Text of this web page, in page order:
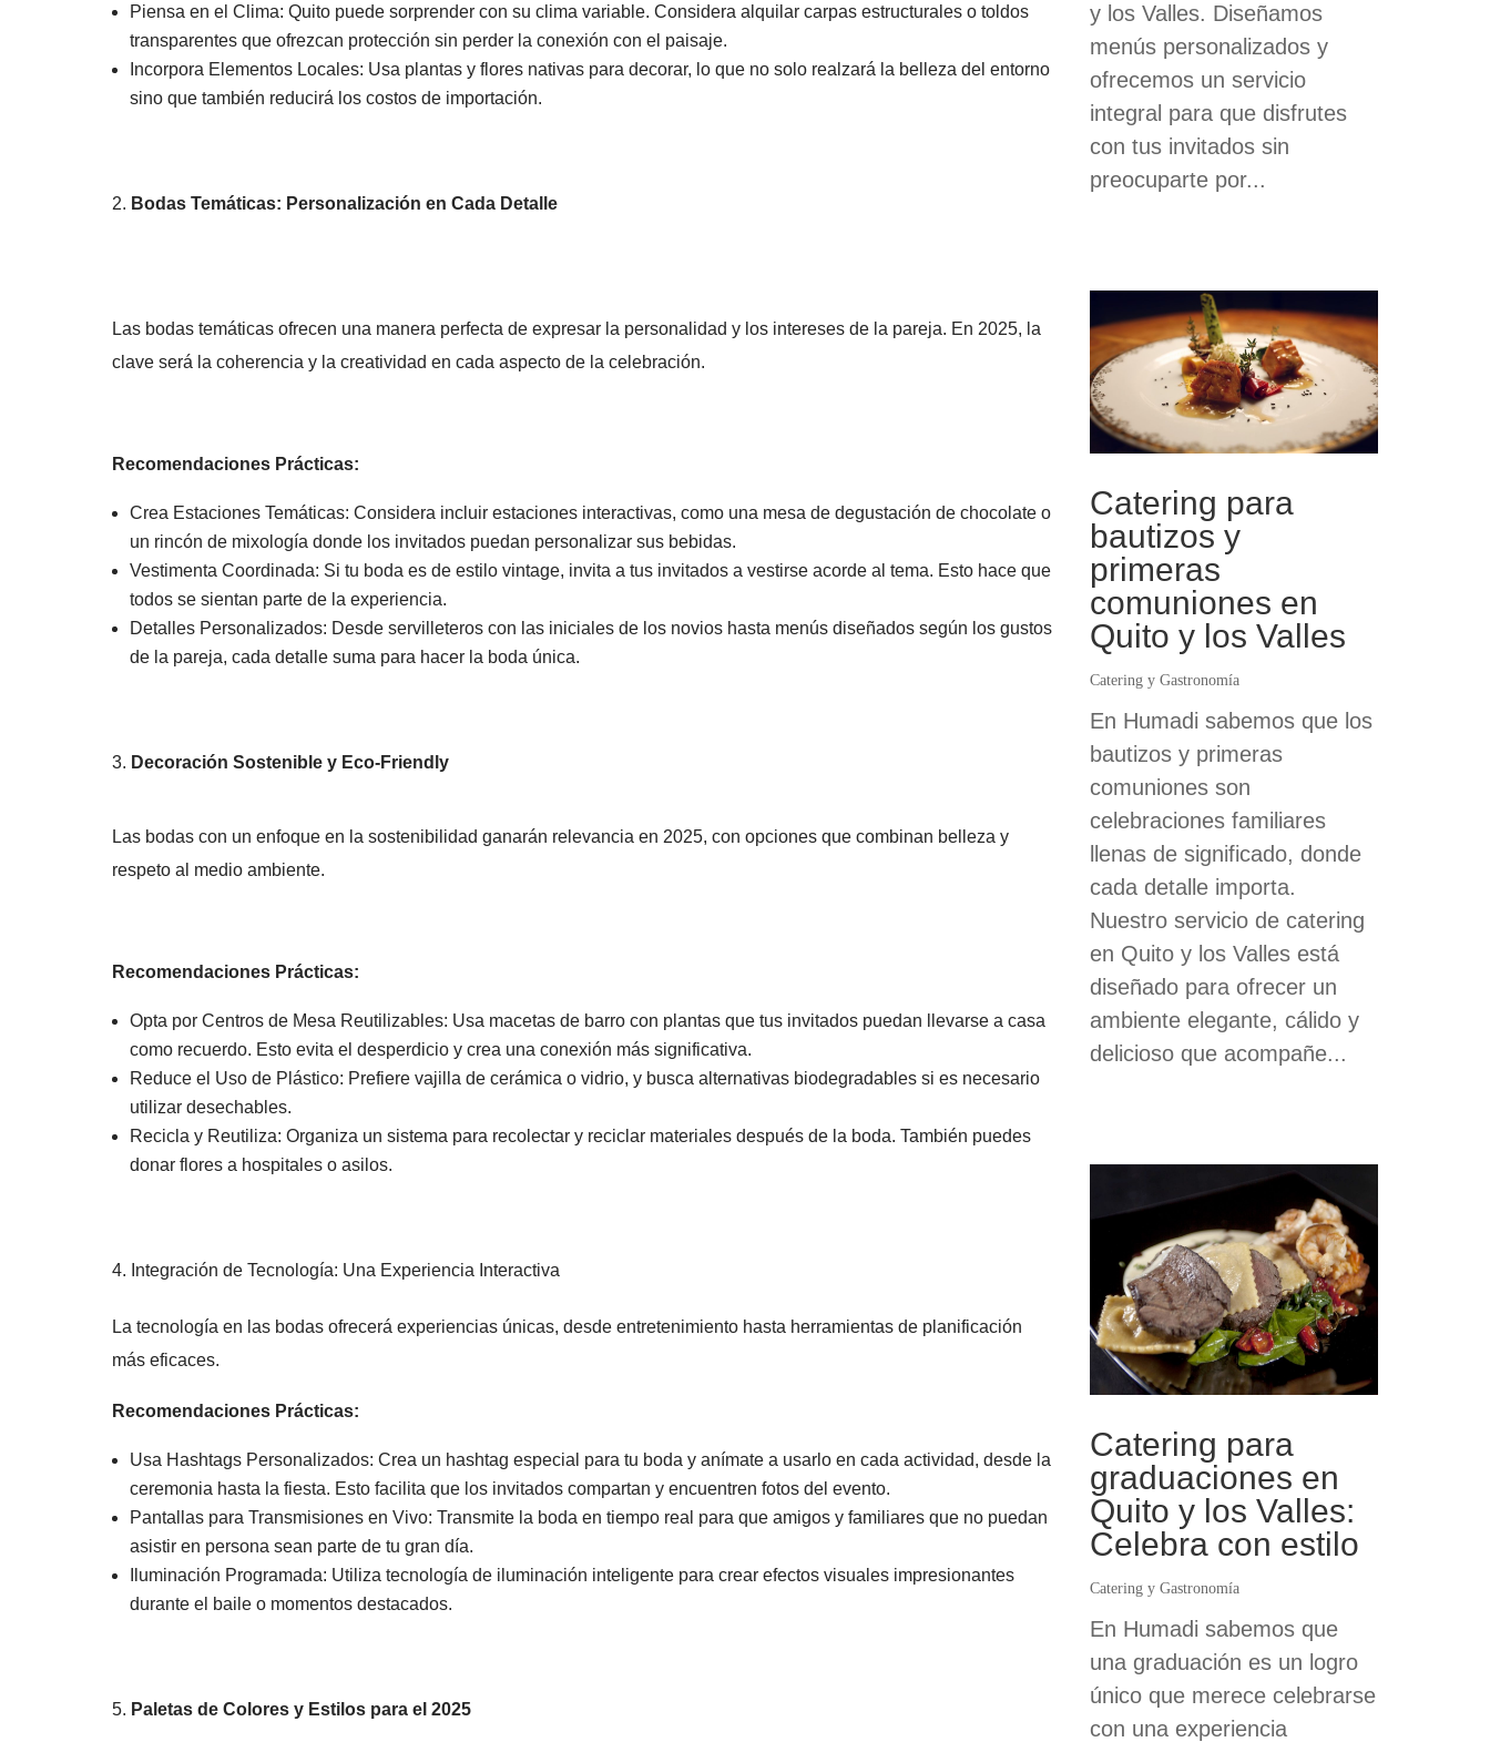
Piensa en el Clima: Quito puede sorprender con su clima variable. Considera alquilar carpas estructurales o toldos
transparentes que ofrezcan protección sin perder la conexión con el paisaje.
Incorpora Elementos Locales: Usa plantas y flores nativas para decorar, lo que no solo realzará la belleza del entorno
sino que también reducirá los costos de importación.
Bodas Temáticas: Personalización en Cada Detalle
Las bodas temáticas ofrecen una manera perfecta de expresar la personalidad y los intereses de la pareja. En 2025, la
clave será la coherencia y la creatividad en cada aspecto de la celebración.
Recomendaciones Prácticas:
Crea Estaciones Temáticas: Considera incluir estaciones interactivas, como una mesa de degustación de chocolate o
un rincón de mixología donde los invitados puedan personalizar sus bebidas.
Vestimenta Coordinada: Si tu boda es de estilo vintage, invita a tus invitados a vestirse acorde al tema. Esto hace que
todos se sientan parte de la experiencia.
Detalles Personalizados: Desde servilleteros con las iniciales de los novios hasta menús diseñados según los gustos
de la pareja, cada detalle suma para hacer la boda única.
Decoración Sostenible y Eco-Friendly
Las bodas con un enfoque en la sostenibilidad ganarán relevancia en 2025, con opciones que combinan belleza y
respeto al medio ambiente.
Recomendaciones Prácticas:
Opta por Centros de Mesa Reutilizables: Usa macetas de barro con plantas que tus invitados puedan llevarse a casa
como recuerdo. Esto evita el desperdicio y crea una conexión más significativa.
Reduce el Uso de Plástico: Prefiere vajilla de cerámica o vidrio, y busca alternativas biodegradables si es necesario
utilizar desechables.
Recicla y Reutiliza: Organiza un sistema para recolectar y reciclar materiales después de la boda. También puedes
donar flores a hospitales o asilos.
Integración de Tecnología: Una Experiencia Interactiva
La tecnología en las bodas ofrecerá experiencias únicas, desde entretenimiento hasta herramientas de planificación
más eficaces.
Recomendaciones Prácticas:
Usa Hashtags Personalizados: Crea un hashtag especial para tu boda y anímate a usarlo en cada actividad, desde la
ceremonia hasta la fiesta. Esto facilita que los invitados compartan y encuentren fotos del evento.
Pantallas para Transmisiones en Vivo: Transmite la boda en tiempo real para que amigos y familiares que no puedan
asistir en persona sean parte de tu gran día.
Iluminación Programada: Utiliza tecnología de iluminación inteligente para crear efectos visuales impresionantes
durante el baile o momentos destacados.
Paletas de Colores y Estilos para el 2025
y los Valles. Diseñamos
menús personalizados y
ofrecemos un servicio
integral para que disfrutes
con tus invitados sin
preocuparte por...
Catering para
bautizos y
primeras
comuniones en
Quito y los Valles
Catering y Gastronomía
En Humadi sabemos que los
bautizos y primeras
comuniones son
celebraciones familiares
llenas de significado, donde
cada detalle importa.
Nuestro servicio de catering
en Quito y los Valles está
diseñado para ofrecer un
ambiente elegante, cálido y
delicioso que acompañe...
Catering para
graduaciones en
Quito y los Valles:
Celebra con estilo
Catering y Gastronomía
En Humadi sabemos que
una graduación es un logro
único que merece celebrarse
con una experiencia